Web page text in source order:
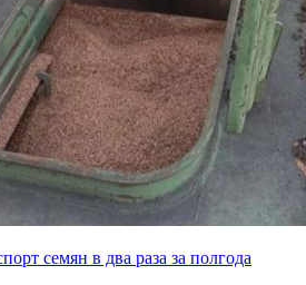
семян в два раза за полгода